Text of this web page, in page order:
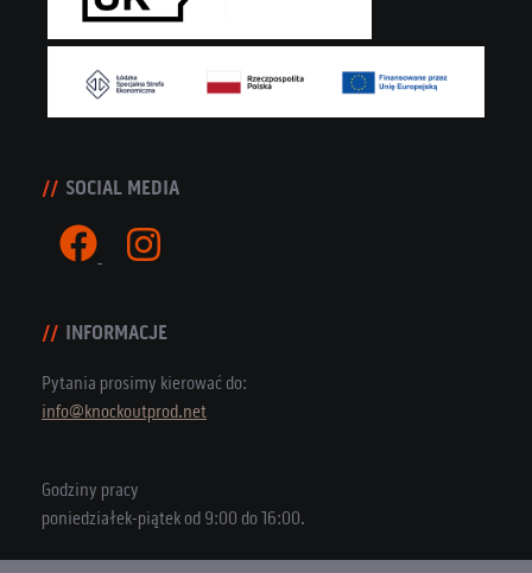
SOCIAL MEDIA
INFORMACJE
Pytania prosimy kierować do:
info@knockoutprod.net
Godziny pracy
poniedziałek-piątek od 9:00 do 16:00.